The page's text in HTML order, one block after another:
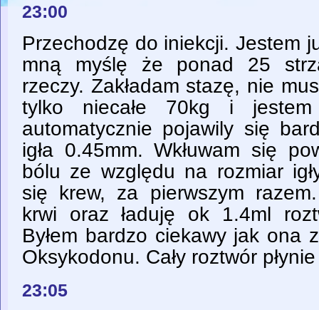
23:00
Przechodzę do iniekcji. Jestem
mną myślę że ponad 25
rzeczy. Zakładam stazę, nie
tylko niecałe 70kg i
automatycznie pojawily się
igła 0.45mm. Wkłuwam się
bólu ze względu na rozmiar
się krew, za pierwszym
krwi oraz ładuję ok 1.4ml
Byłem bardzo ciekawy jak ona
Oksykodonu. Cały roztwór
23:05